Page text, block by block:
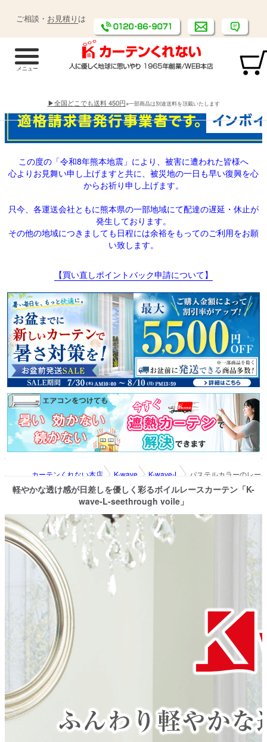
ご相談・ お見積り は
▶全国どこでも送料 450円※一部商品は別途送料を頂戴いたします
この度の「令和8年熊本地震」により、被害に遭われた皆様へ
心よりお見舞い申し上げますと共に、被災地の一日も早い復興を心
からお祈り申し上げます。
只今、各運送会社ともに熊本県の一部地域にて配達の遅延・休止が
発生しております。
その他の地域につきましても日程には余裕をもってのご利用をお願
い致します。
【買い直しポイントバック申請について】
カーテンくれない本店 K-wave K-wave-L パステルカラーのレー
紫外線カットレース パステルカラーのレースカーテン「K-wave-L-seethrough
軽やかな透け感が日差しを優しく彩るボイルレースカーテン「K-
wave-L-seethrough voile」